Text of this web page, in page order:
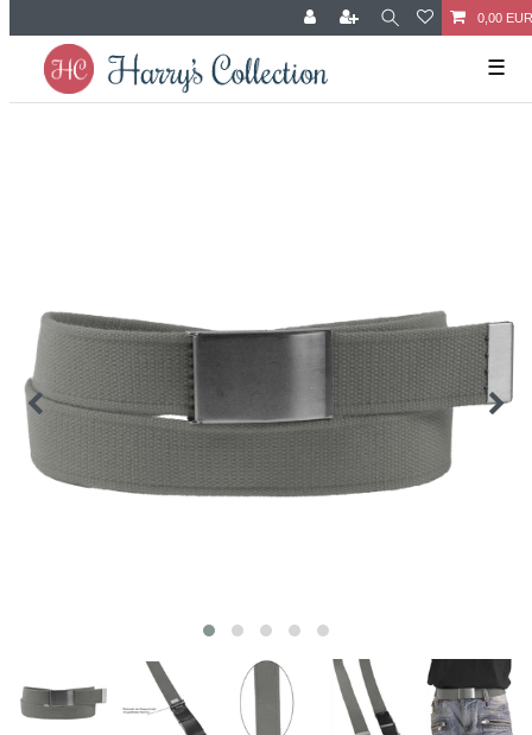
0,00 EUR
☰